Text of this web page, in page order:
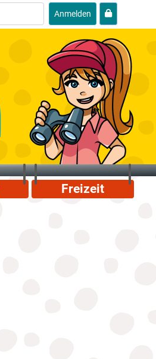
Anmelden
Freizeit